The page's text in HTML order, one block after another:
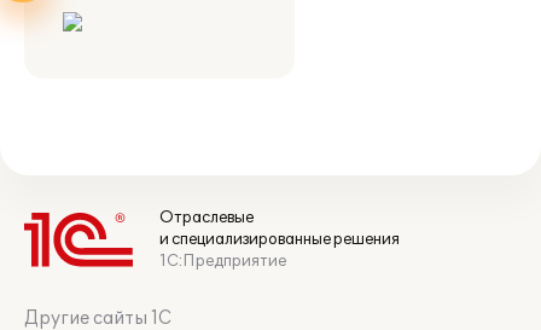
Отраслевые
и специализированные решения
1С:Предприятие
Другие сайты 1С